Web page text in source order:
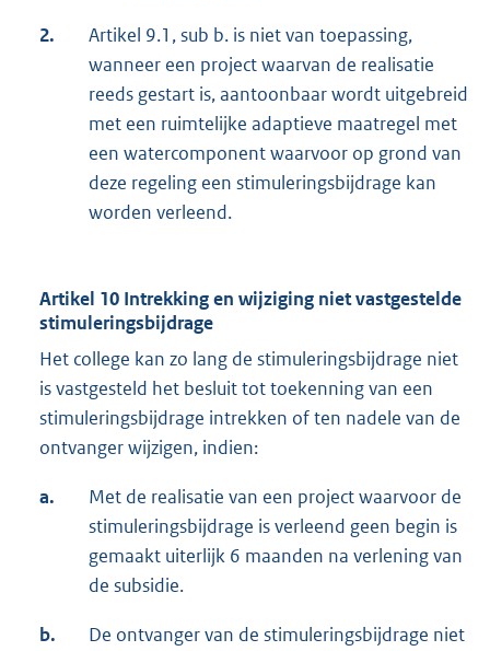
2.
Artikel 9.1, sub b. is niet van toepassing,
wanneer een project waarvan de realisatie
reeds gestart is, aantoonbaar wordt uitgebreid
met een ruimtelijke adaptieve maatregel met
een watercomponent waarvoor op grond van
deze regeling een stimuleringsbijdrage kan
worden verleend.
Artikel 10 Intrekking en wijziging niet vastgestelde
stimuleringsbijdrage
Het college kan zo lang de stimuleringsbijdrage niet
is vastgesteld het besluit tot toekenning van een
stimuleringsbijdrage intrekken of ten nadele van de
ontvanger wijzigen, indien:
a.
Met de realisatie van een project waarvoor de
stimuleringsbijdrage is verleend geen begin is
gemaakt uiterlijk 6 maanden na verlening van
de subsidie.
b.
De ontvanger van de stimuleringsbijdrage niet